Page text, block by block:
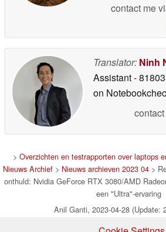
contact me
Translator: Ninh
Assistant-
on
> Overzichten en testrapporten over laptops
Nieuws Archief > Nieuws archieven 2023 04 >
onthuld: Nvidia GeForce RTX 3080/AMD
een "Ultra"-ervaring
Anil Ganti, 2023-04-28 (Update: